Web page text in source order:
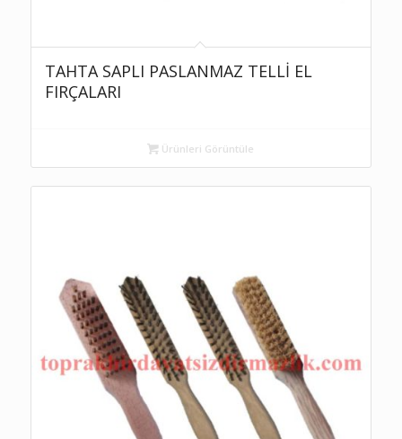
TAHTA SAPLI PASLANMAZ TELLİ EL
FIRÇALARI
Ürünleri Görüntüle